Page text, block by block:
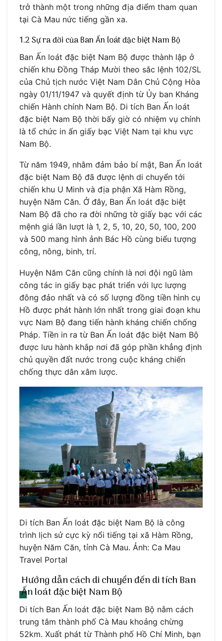
trở thành một trong những địa điểm tham quan
tại Cà Mau nức tiếng gần xa.
1.2 Sự ra đời của Ban Ấn loát đặc biệt Nam Bộ
Ban Ấn loát đặc biệt Nam Bộ được thành lập ở
chiến khu Đồng Tháp Mười theo sắc lệnh 102/SL
của Chủ tịch nước Việt Nam Dân Chủ Cộng Hòa
ngày 01/11/1947 và quyết định từ Ủy ban Kháng
chiến Hành chính Nam Bộ. Di tích Ban Ấn loát
đặc biệt Nam Bộ thời bấy giờ có nhiệm vụ chính
là tổ chức in ấn giấy bạc Việt Nam tại khu vực
Nam Bộ.
Từ năm 1949, nhằm đảm bảo bí mật, Ban Ấn loát
đặc biệt Nam Bộ đã được lệnh di chuyển tới
chiến khu U Minh và địa phận Xã Hàm Rồng,
huyện Năm Căn. Ở đây, Ban Ấn loát đặc biệt
Nam Bộ đã cho ra đời những tờ giấy bạc với các
mệnh giá lần lượt là 1, 2, 5, 10, 20, 50, 100, 200
và 500 mang hình ảnh Bác Hồ cùng biểu tượng
công, nông, binh, trí.
Huyện Năm Căn cũng chính là nơi đội ngũ làm
công tác in giấy bạc phát triển với lực lượng
đông đảo nhất và có số lượng đồng tiền hình cụ
Hồ được phát hành lớn nhất trong giai đoạn khu
vực Nam Bộ đang tiến hành kháng chiến chống
Pháp. Tiền in ra từ Ban Ấn loát đặc biệt Nam Bộ
được lưu hành khắp nơi đã góp phần khẳng định
chủ quyền đất nước trong cuộc kháng chiến
chống thực dân xâm lược.
Di tích Ban Ấn loát đặc biệt Nam Bộ là công
trình lịch sử cực kỳ nổi tiếng tại xã Hàm Rồng,
huyện Năm Căn, tỉnh Cà Mau. Ảnh: Ca Mau
Travel Portal
Hướng dẫn cách di chuyển đến di tích Ban
Ấn loát đặc biệt Nam Bộ
Di tích Ban Ấn loát đặc biệt Nam Bộ nằm cách
trung tâm thành phố Cà Mau khoảng chừng
52km. Xuất phát từ Thành phố Hồ Chí Minh, bạn